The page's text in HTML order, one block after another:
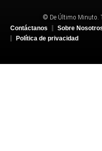
© De Último Minuto.
Contáctanos
Sobre
Política de privacidad